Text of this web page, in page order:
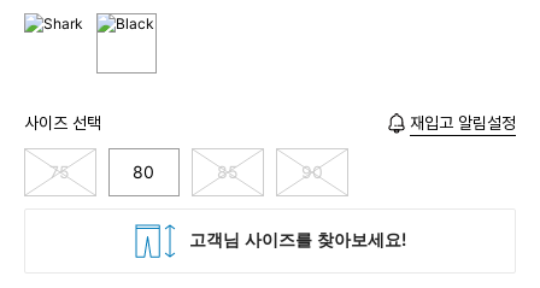
사이즈 선택 재입고 알림설정
75 80 85 90